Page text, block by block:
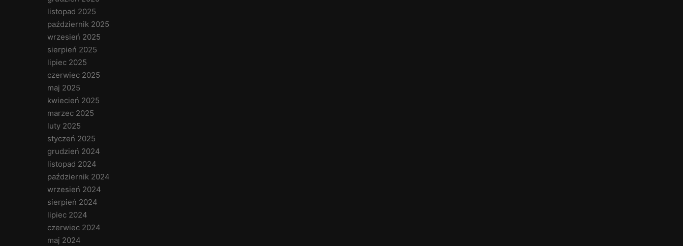
listopad 2025
październik 2025
wrzesień 2025
sierpień 2025
lipiec 2025
czerwiec 2025
maj 2025
kwiecień 2025
marzec 2025
luty 2025
styczeń 2025
grudzień 2024
listopad 2024
październik 2024
wrzesień 2024
sierpień 2024
lipiec 2024
czerwiec 2024
maj 2024